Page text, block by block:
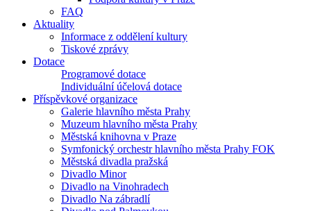
FAQ
Aktuality
Informace z oddělení kultury
Tiskové zprávy
Dotace
Programové dotace
Individuální účelová dotace
Příspěvkové organizace
Galerie hlavního města Prahy
Muzeum hlavního města Prahy
Městská knihovna v Praze
Symfonický orchestr hlavního města Prahy FOK
Městská divadla pražská
Divadlo Minor
Divadlo na Vinohradech
Divadlo Na zábradlí